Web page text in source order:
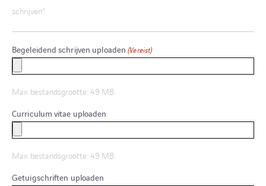
schrijven”.
Begeleidend schrijven uploaden (Vereist)
Max. bestandsgrootte: 49 MB.
Curriculum vitae uploaden
Max. bestandsgrootte: 49 MB.
Getuigschriften uploaden